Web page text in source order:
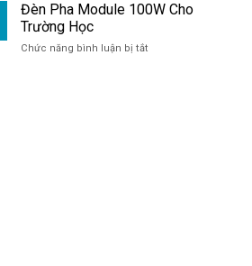
Đèn Pha Module 100W Cho
Trường Học
Chức năng bình luận bị tắt